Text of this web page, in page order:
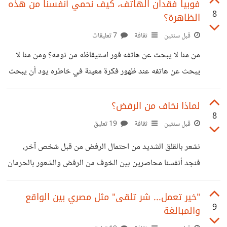
أكثر تفاؤلًا مما ينبغي، مما قد يؤدي إلى خيبة أمل كبيرة عندما لا
تتحقق توقعاتنا، يذكرني ذلك بأحد الشباب الذي تحمس وقام
بافتتاح مشروع دون دراسة جدوى، واعتقد
8
فوبيا فقدان الهاتف، كيف نحمي أنفسنا من هذه
الظاهرة؟
قبل سنتين ثقافة
من منا لا يبحث عن هاتفه فور استيقاظه من نومه؟ ومن منا لا
يبحث عن هاتفه عند ظهور فكرة معينة في خاطره يود أن يبحث
عن حل لها أو يكون لديه فضول في معرفة الكثير عن أمر ما؟،
حتى أعمالنا ومصادر رزقنا أصبحت مرتبطةً ارتباطًا وثيقًا لا جدال
فيه بالهاتف المحمول والإنترنت، وبذلك أصبح الهاتف أداة أساسية
على الهواتف الذكية أحد الأسباب الرئيسة للنوموفوبيا، حيث
يُعاني الأشخاص الذين يعانون من "النوموفوبيا" من
8
لماذا نخاف من الرفض؟
قبل سنتين ثقافة
نشعر بالقلق الشديد من احتمال الرفض من قبل شخص آخر،
فنجد أنفسنا محاصرين بين الخوف من الرفض والشعور بالحرمان
والتوتر، ولكن ما هو هذا الشعور بالرفض؟ هل هو خوف من
تجارب سابقة تعرضنا فيها للرفض من قبل أشخاص مهمين في
حياتنا؟ فقد يكون بسبب رفض من والديه، فهي أول علاقة
9
"خير تعمل... شر تلقى" مثل مصري بين الواقع
والمبالغة